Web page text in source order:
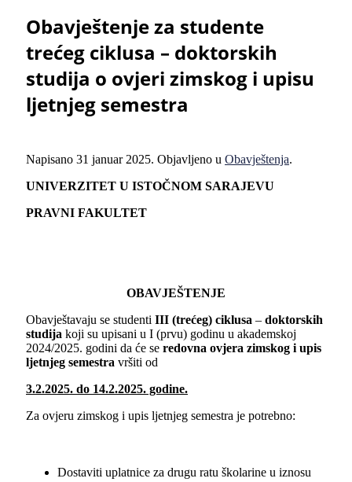
Obavještenje za studente
trećeg ciklusa – doktorskih
studija o ovjeri zimskog i upisu
ljetnjeg semestra
Napisano 31 januar 2025. Objavljeno u Obavještenja.
UNIVERZITET U ISTOČNOM SARAJEVU
PRAVNI FAKULTET
OBAVJEŠTENJE
Obavještavaju se studenti III (trećeg) ciklusa – doktorskih
studija koji su upisani u I (prvu) godinu u akademskoj
2024/2025. godini da će se redovna ovjera zimskog i upis
ljetnjeg semestra vršiti od
3.2.2025. do 14.2.2025. godine.
Za ovjeru zimskog i upis ljetnjeg semestra je potrebno:
Dostaviti uplatnice za drugu ratu školarine u iznosu